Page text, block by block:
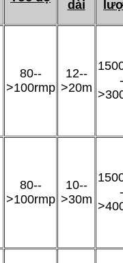
dài
80--
>100rmp
12--
>20m
-
80--
>100rmp
10--
>30m
-